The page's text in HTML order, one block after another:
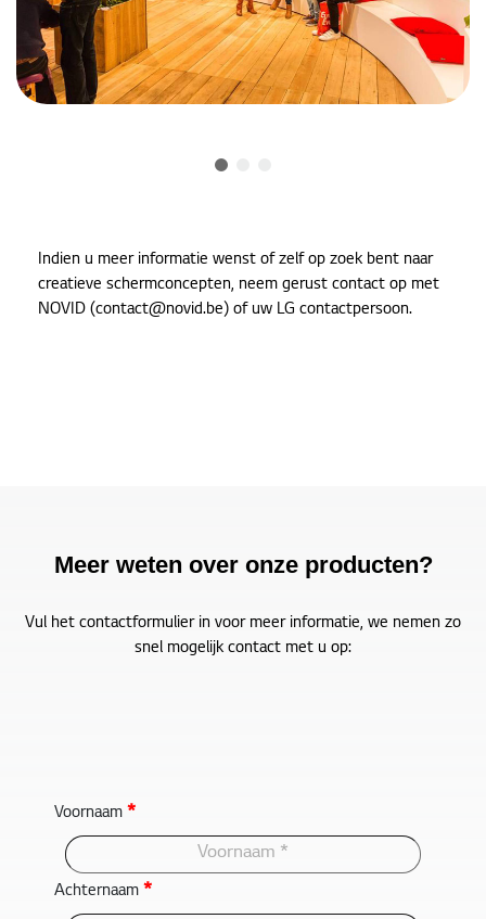
Indien u meer informatie wenst of zelf op zoek bent naar
creatieve schermconcepten, neem gerust contact op met
NOVID (contact@novid.be) of uw LG contactpersoon.
Meer weten over onze producten?
Vul het contactformulier in voor meer informatie, we nemen zo
snel mogelijk contact met u op:
Voornaam *
Achternaam *